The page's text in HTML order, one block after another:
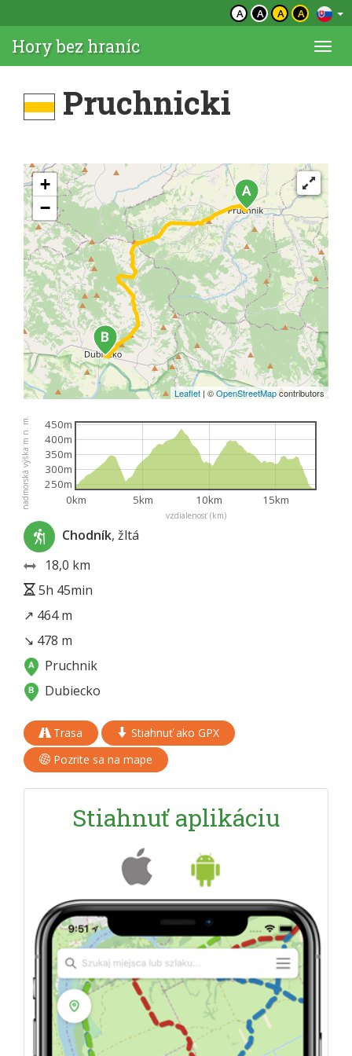
A A A A
Hory bez hraníc
Pruchnicki
+
−
Leaflet | ©OpenStreetMapcontributors
vzdialenosť (km)
nadmorská výška m n. m. 0km 5km 10km 15km
250m
300m
350m
400m
450m
Chodník, žltá
18,0 km
5h 45min
↗ 464 m
↘ 478 m
Pruchnik
Dubiecko
Trasa
Stiahnuť ako GPX
Pozrite sa na mape
Stiahnuť aplikáciu